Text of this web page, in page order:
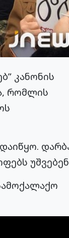
კანონის
რომლის